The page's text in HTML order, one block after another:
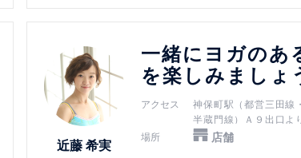
近藤 希実
一緒にヨガのあ
を楽しみましょ
アクセス
神保町駅（都営三田線
半蔵門線）Ａ９出口よ
新御茶ノ水駅（千代田
場所 店舗